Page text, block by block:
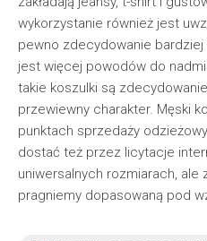
wykorzystanie również jest
pewno zdecydowanie bardziej
jest więcej powodów do
takie koszulki są
przewiewny charakter. Męski
punktach sprzedaży
dostać też przez licytacje
uniwersalnych rozmiarach, ale
pragniemy dopasowaną pod